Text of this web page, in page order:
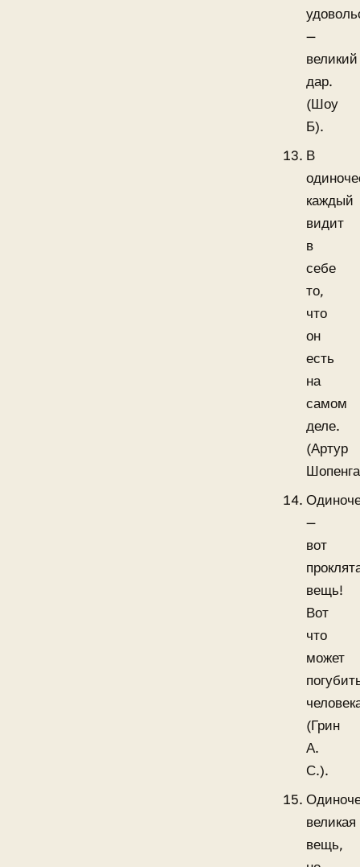
—
великий
дар.
(Шоу
Б).
В
каждый
видит
в
себе
то,
что
он
есть
на
самом
деле.
(Артур
—
вот
вещь!
Вот
что
может
(Грин
А.
С.).
великая
вещь,